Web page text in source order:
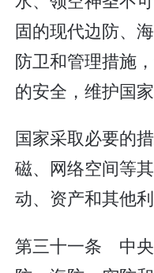
固的现代边防、
防卫和管理措施
的安全，维护国家
国家采取必要的
磁、网络空间等
动、资产和其他利
第三十一条 中央